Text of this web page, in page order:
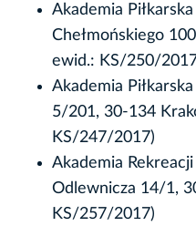
Akademia Piłkarska
Chełmońskiego
ewid.: KS/250/
Akademia
5/201, 30-134
KS/247/2017)
Akademia
Odlewnicza 14/1,
KS/257/2017)